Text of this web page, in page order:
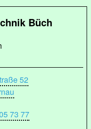
Büch
52
73 77